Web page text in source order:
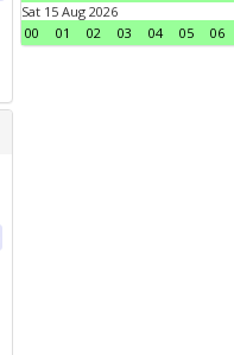
Sat 15 Aug 2026
00
01 02 03 04 05 06